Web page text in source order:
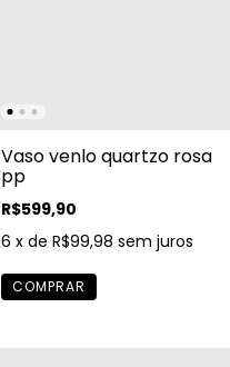
Vaso venlo quartzo rosa
pp
R$599,90
6 x de R$99,98 sem juros